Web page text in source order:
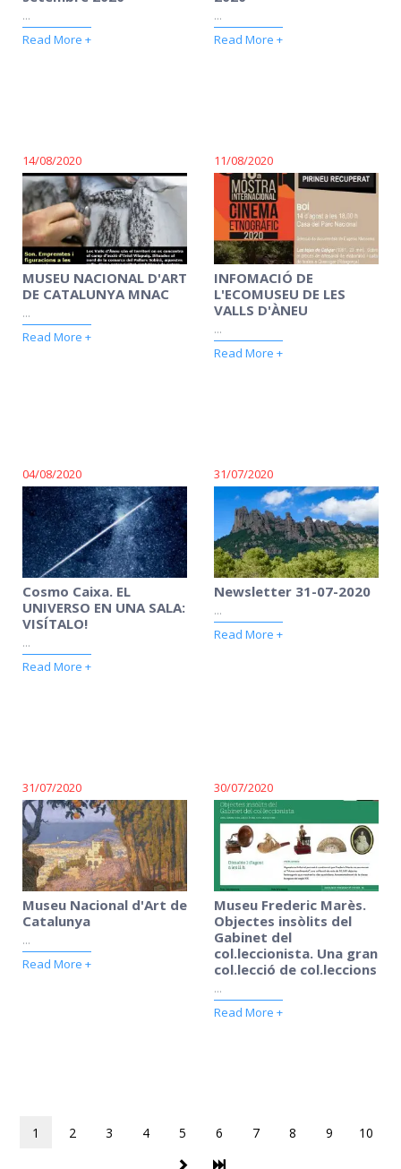
...
Read More +
...
Read More +
14/08/2020
MUSEU NACIONAL D'ART
DE CATALUNYA MNAC
...
Read More +
11/08/2020
INFOMACIÓ DE
L'ECOMUSEU DE LES
VALLS D'ÀNEU
...
Read More +
04/08/2020
Cosmo Caixa. EL
UNIVERSO EN UNA SALA:
VISÍTALO!
...
Read More +
31/07/2020
Newsletter 31-07-2020
...
Read More +
31/07/2020
Museu Nacional d'Art de
Catalunya
...
Read More +
30/07/2020
Museu Frederic Marès.
Objectes insòlits del
Gabinet del
col.leccionista. Una gran
col.lecció de col.leccions
...
Read More +
1 2 3 4 5 6 7 8 9 10